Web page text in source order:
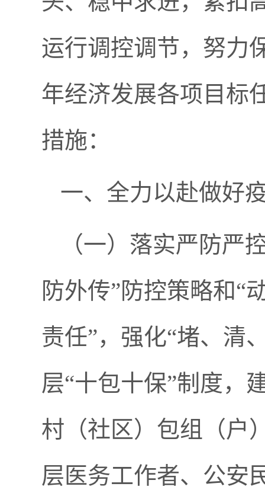
运行调控调节，努力
年经济发展各项目标
措施：
一、全力以赴做好
（一）落实严防严
防外传”防控策略和“
责任”，强化“堵、清
层“十包十保”制度，
村（社区）包组（户
层医务工作者、公安